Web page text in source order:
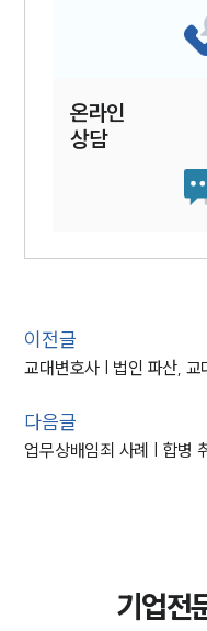
온라인
상담
이전글
교대변호사 | 법인 파산,
다음글
기업전